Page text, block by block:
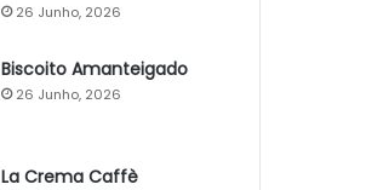
26 Junho, 2026
Biscoito Amanteigado
26 Junho, 2026
La Crema Caffè